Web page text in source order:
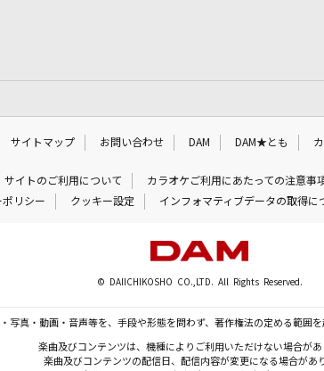
サイトマップ お問い合わせ DAM DAM★とも
サイトのご利用について カラオケご利用にあたっての注意事
リシー
クッキー設定 インフォマティブデータの取得に
© DAIICHIKOSHO CO.,LTD. All Rights Reserved.
写真・動画・音声等を、手段や形態を問わず、著作権法の定める範囲
楽曲及びコンテンツは、機種によりご利用いただけない場合があ
楽曲及びコンテンツの配信日、配信内容が変更になる場合があり